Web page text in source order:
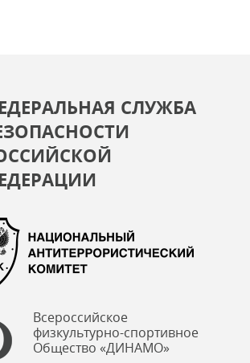
СЛУЖБА
Всероссийское
физкультурно-спортивное
Общество «ДИНАМО»